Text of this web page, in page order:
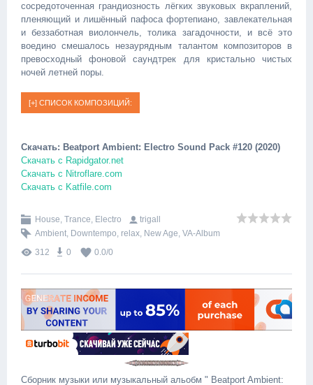
сосредоточенная грандиозность лёгких звуковых вкраплений,
пленяющий и лишённый пафоса фортепиано, завлекательная
и беззаботная виолончель, толика загадочности, и всё это
воедино смешалось незаурядным талантом композиторов в
превосходный фоновой саундтрек для кристально чистых
ночей летней поры.
Скачать: Beatport Ambient: Electro Sound Pack #120 (2020)
Скачать с Rapidgator.net
Скачать с Nitroflare.com
Скачать с Katfile.com
House, Trance, Electro
trigall
Ambient, Downtempo, relax, New Age, VA-Album
312
0 0.0/0
Сборник музыки или музыкальный альобм " Beatport Ambient: